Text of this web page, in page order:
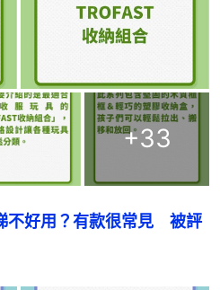
+33
不好用？有款很常見　被評